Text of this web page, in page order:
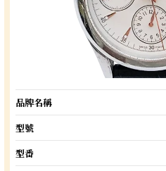
品牌名稱
型號
型番